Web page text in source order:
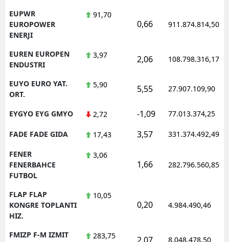
EUPWR
EUROPOWER
ENERJI
91,70
0,66 911.874.814,50
EUREN EUROPEN
ENDUSTRI
3,97 2,06 108.798.316,17
EUYO EURO YAT.
ORT.
5,90 5,55 27.907.109,90
EYGYO EYG GMYO 2,72 -1,09 77.013.374,25
FADE FADE GIDA 17,43 3,57 331.374.492,49
FENER
FENERBAHCE
FUTBOL
3,06
1,66 282.796.560,85
FLAP FLAP
KONGRE TOPLANTI
HIZ.
10,05
0,20 4.984.490,46
FMIZP F-M IZMIT
283,75 8.048.478,50